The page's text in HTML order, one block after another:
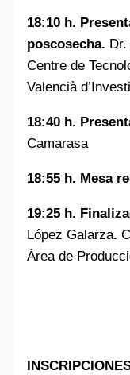
18:10 h.
poscosecha.
Centre de
Valencià
18:40 h.
Camarasa
18:55 h. Mesa
19:25 h.
López Galarza.
Área de